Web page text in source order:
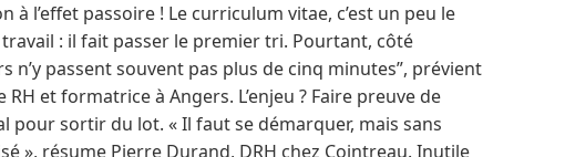
l’effet passoire ! Le curriculum vitae, c’est un peu le
: il fait passer le premier tri. Pourtant, côté
n’y passent souvent pas plus de cinq minutes”, prévient
et formatrice à Angers. L’enjeu ? Faire preuve de
sortir du lot. « Il faut se démarquer, mais sans
», résume Pierre Durand, DRH chez Cointreau. Inutile